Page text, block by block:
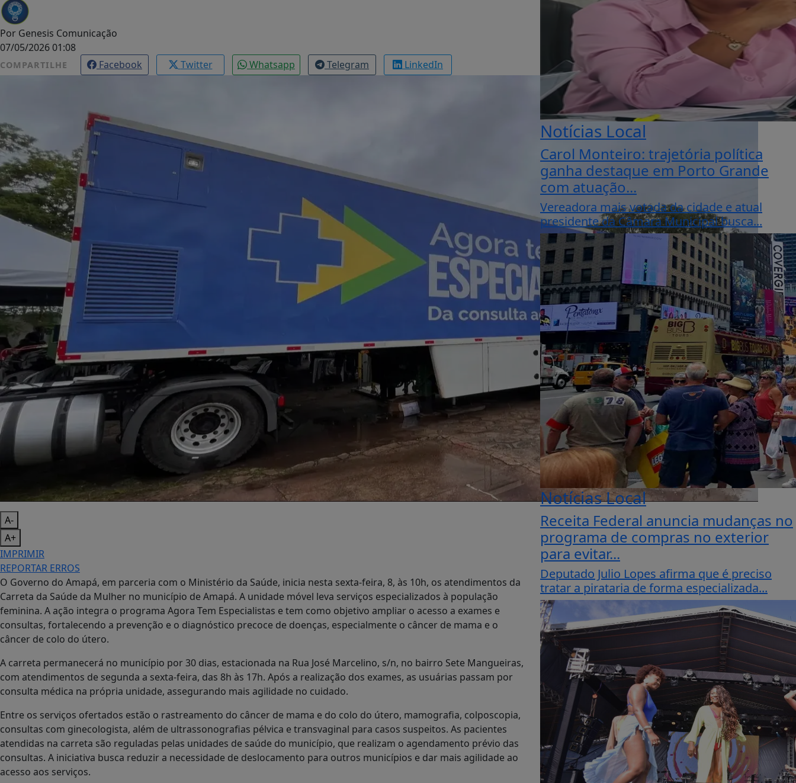
Por Genesis Comunicação
07/05/2026 01:08
COMPARTILHE Facebook Twitter Whatsapp Telegram LinkedIn
A-
A+
IMPRIMIR
REPORTAR ERROS
O Governo do Amapá, em parceria com o Ministério da Saúde, inicia nesta sexta-feira, 8, às 10h, os atendimentos da
Carreta da Saúde da Mulher no município de Amapá. A unidade móvel leva serviços especializados à população
feminina. A ação integra o programa Agora Tem Especialistas e tem como objetivo ampliar o acesso a exames e
consultas, fortalecendo a prevenção e o diagnóstico precoce de doenças, especialmente o câncer de mama e o
câncer de colo do útero.
A carreta permanecerá no município por 30 dias, estacionada na Rua José Marcelino, s/n, no bairro Sete Mangueiras,
com atendimentos de segunda a sexta-feira, das 8h às 17h. Após a realização dos exames, as usuárias passam por
consulta médica na própria unidade, assegurando mais agilidade no cuidado.
Entre os serviços ofertados estão o rastreamento do câncer de mama e do colo do útero, mamografia, colposcopia,
consultas com ginecologista, além de ultrassonografias pélvica e transvaginal para casos suspeitos. As pacientes
atendidas na carreta são reguladas pelas unidades de saúde do município, que realizam o agendamento prévio das
consultas. A iniciativa busca reduzir a necessidade de deslocamento para outros municípios e dar mais agilidade ao
acesso aos serviços.
Notícias Local
Carol Monteiro: trajetória política
ganha destaque em Porto Grande
com atuação...
Vereadora mais votada da cidade e atual
presidente da Câmara Municipal busca...
Notícias Local
Receita Federal anuncia mudanças no
programa de compras no exterior
para evitar...
Deputado Julio Lopes afirma que é preciso
tratar a pirataria de forma especializada...